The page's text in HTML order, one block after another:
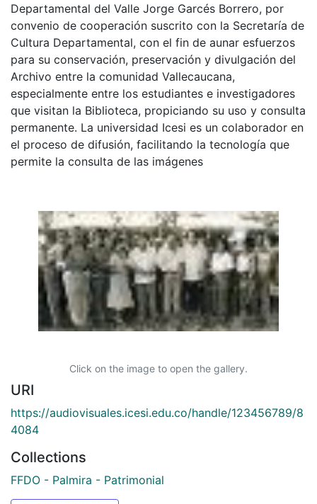
Departamental del Valle Jorge Garcés Borrero, por
convenio de cooperación suscrito con la Secretaría de
Cultura Departamental, con el fin de aunar esfuerzos
para su conservación, preservación y divulgación del
Archivo entre la comunidad Vallecaucana,
especialmente entre los estudiantes e investigadores
que visitan la Biblioteca, propiciando su uso y consulta
permanente. La universidad Icesi es un colaborador en
el proceso de difusión, facilitando la tecnología que
permite la consulta de las imágenes
Click on the image to open the gallery.
URI
https://audiovisuales.icesi.edu.co/handle/123456789/8
4084
Collections
FFDO - Palmira - Patrimonial